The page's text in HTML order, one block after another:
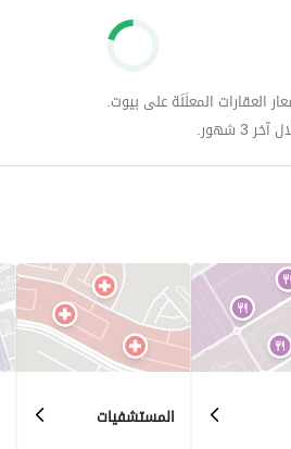
العقارات المعلَنَة على بيوت.
شهور.
المستشفيات